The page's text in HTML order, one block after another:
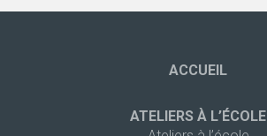
ACCUEIL
ATELIERS À L’ÉCOLE